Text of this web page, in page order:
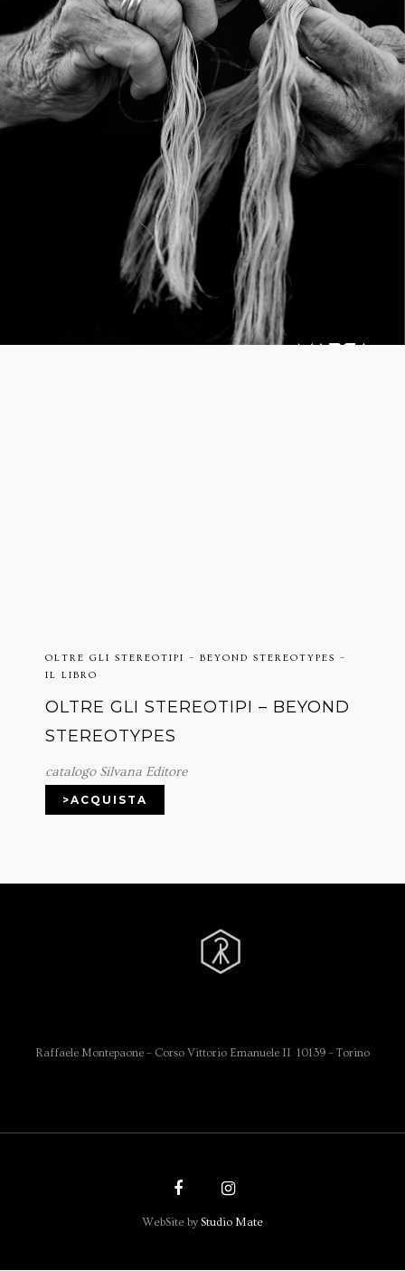
OLTRE GLI STEREOTIPI – BEYOND STEREOTYPES –
IL LIBRO
OLTRE GLI STEREOTIPI – BEYOND
STEREOTYPES
catalogo Silvana Editore
>ACQUISTA
Raffaele Montepaone – Corso Vittorio Emanuele II 10139 – Torino
WebSite by Studio Mate